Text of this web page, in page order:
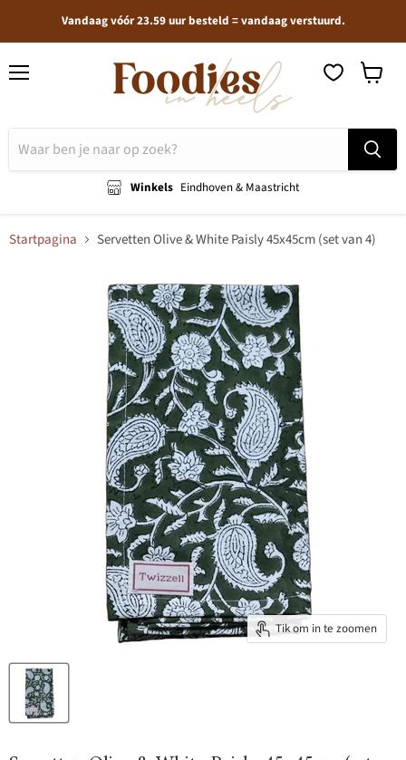
Vandaag vóór 23.59 uur besteld = vandaag verstuurd.
Winkels Eindhoven & Maastricht
Startpagina Servetten Olive & White Paisly 45x45cm (set van 4)
Tik om in te zoomen